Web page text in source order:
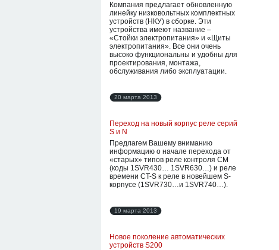
Компания предлагает обновленную
линейку низковольтных комплектных
устройств (НКУ) в сборке. Эти
устройства имеют название –
«Стойки электропитания» и «Щиты
электропитания». Все они очень
высоко функциональны и удобны для
проектирования, монтажа,
обслуживания либо эксплуатации.
20 марта 2013
Переход на новый корпус реле серий
S и N
Предлагем Вашему вниманию
информацию о начале перехода от
«старых» типов реле контроля СМ
(коды 1SVR430… 1SVR630…) и реле
времени CT-S к реле в новейшем S-
корпусе (1SVR730…и 1SVR740…).
19 марта 2013
Новое поколение автоматических
устройств S200